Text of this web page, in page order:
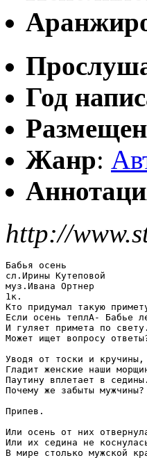
Год
Жанр:
http://
Бабья осень
сл.Ирины Кутеповой
муз.Ивана Ортнер
1к.
Кто придумал такую
Если осень теплА- Бабье
И гуляет примета по
Может ищет вопросу
Уводя от тоски и кручины,
Гладит женские наши
Паутину вплетает в седины.
Почему же забыты мужчины?
Припев.
Или осень от них
Или их седина не
В мире столько мужской